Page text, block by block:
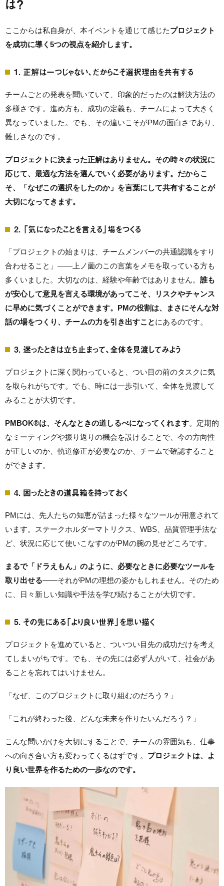
は？
ここからは私自身が、本イベントを通じて感じたプロジェクト
を成功に導く5つの視点を紹介します。
1. 正解は一つじゃない、だからこそ選択理由を共有する
チームごとの発表を聞いていて、印象的だったのは解決方法の
多様さです。進め方も、成功の定義も、チームによって大きく
異なっていました。でも、その違いこそがPMの面白さであり、
難しさなのです。
プロジェクトに決まった正解はありません。その時々の状況に
応じて、最適な方法を選んでいく必要があります。だからこ
そ、「なぜこの選択をしたのか」を言葉にして共有することが
大切になってきます。
2. 「気になったことを言える」場をつくる
「プロジェクトの始まりは、チームメンバーの共通認識をすり
合わせること」——上ノ薗のこの言葉をメモを取っている方も
多くいました。大切なのは、経験や年齢ではありません。 誰も
が安心して意見を言える環境があってこそ、リスクやチャンス
に早めに気づくことができます。PMの役割は、まさにそんな対
話の場をつくり、チームの力を引き出すことにあるのです。
3. 迷ったときは立ち止まって、全体を見渡してみよう
プロジェクトに深く関わっていると、つい目の前のタスクに気
を取られがちです。でも、時には一歩引いて、全体を見渡して
みることが大切です。
PMBOK®は、そんなときの道しるべになってくれます。定期的
なミーティングや振り返りの機会を設けることで、今の方向性
が正しいのか、軌道修正が必要なのか、チームで確認すること
ができます。
4. 困ったときの道具箱を持っておく
PMには、先人たちの知恵が詰まった様々なツールが用意されて
います。ステークホルダーマトリクス、WBS、品質管理手法な
ど、状況に応じて使いこなすのがPMの腕の見せどころです。
まるで「ドラえもん」のように、必要なときに必要なツールを
取り出せる——それがPMの理想の姿かもしれません。そのため
に、日々新しい知識や手法を学び続けることが大切です。
5. その先にある「より良い世界」を思い描く
プロジェクトを進めていると、ついつい目先の成功だけを考え
てしまいがちです。でも、その先には必ず人がいて、社会があ
ることを忘れてはいけません。
「なぜ、このプロジェクトに取り組むのだろう？」
「これが終わった後、どんな未来を作りたいんだろう？」
こんな問いかけを大切にすることで、チームの雰囲気も、仕事
への向き合い方も変わってくるはずです。 プロジェクトは、よ
り良い世界を作るための一歩なのです。